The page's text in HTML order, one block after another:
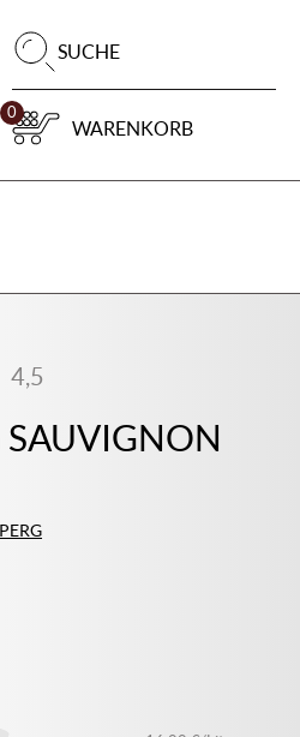
SUCHE
0
WARENKORB
SAUVIGNON
4,5